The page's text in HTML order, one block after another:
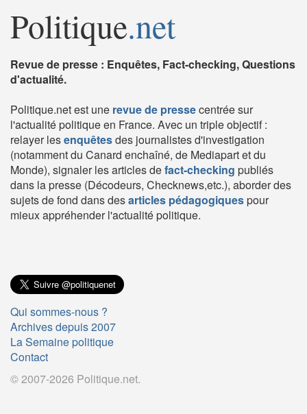
Politique.net
Revue de presse : Enquêtes, Fact-checking, Questions
d'actualité.
Politique.net est une revue de pressecentrée sur
l'actualité politique en France. Avec un triple objectif :
relayer lesenquêtesdes journalistes d'investigation
(notamment du Canard enchaîné, de Mediapart et du
Monde), signaler les articles defact-checking publiés
dans la presse (Décodeurs, Checknews,etc.), aborder des
sujets de fond dans desarticles pédagogiquespour
mieux appréhender l'actualité politique.
Qui sommes-nous ?
Archives depuis 2007
La Semaine politique
Contact
© 2007-2026 Politique.net.